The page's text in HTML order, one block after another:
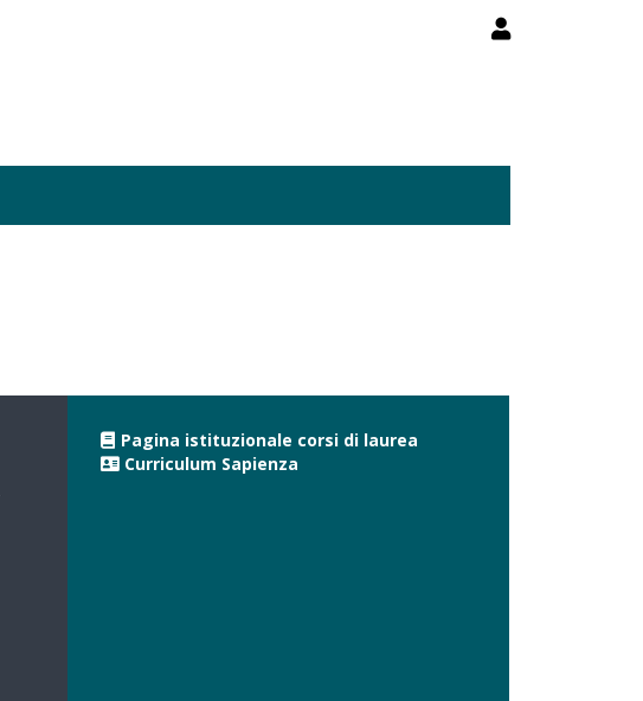
Pagina istituzionale corsi di laurea
Curriculum Sapienza